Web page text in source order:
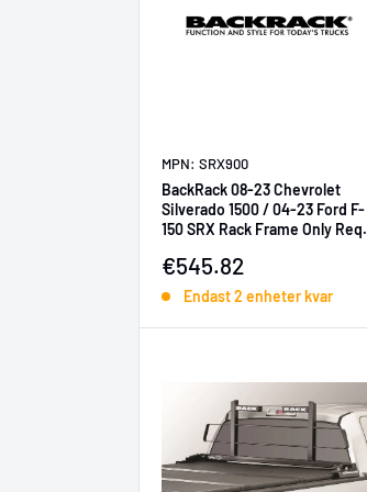
MPN: SRX900
BackRack 08-23 Chevrolet
Silverado 1500 / 04-23 Ford F-
150 SRX Rack Frame Only Req.
Försäljningspris
€545.82
Endast 2 enheter kvar